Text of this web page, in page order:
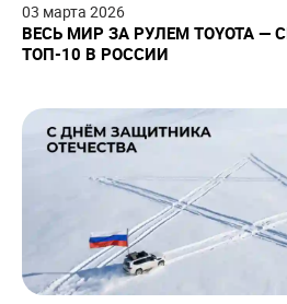
03 марта 2026
ВЕСЬ МИР ЗА РУЛЕМ TOYOTA
ТОП-10 В РОССИИ